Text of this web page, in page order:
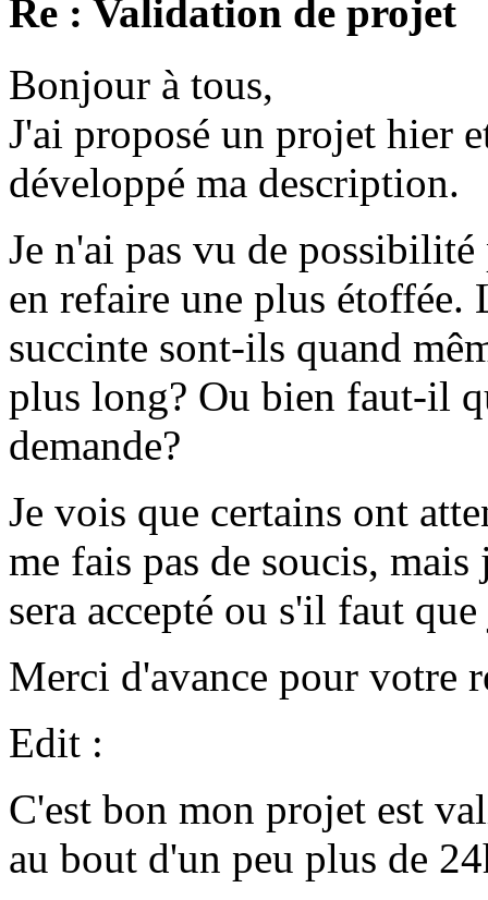
Re : Validation de projet
Bonjour à tous,
J'ai proposé un projet hier
développé ma description.
Je n'ai pas vu de
en refaire une plus étoffée.
succinte sont-ils quand
plus long? Ou bien faut-il
demande?
Je vois que certains ont
me fais pas de soucis,
sera accepté ou s'il faut
Merci d'avance pour votre
Edit :
C'est bon mon projet est
au bout d'un peu plus de